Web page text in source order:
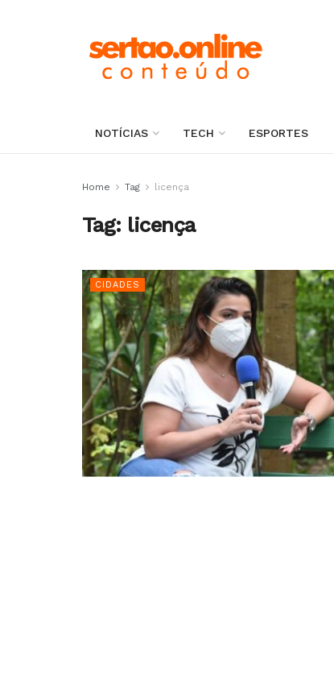
NOTÍCIAS TECH ESPORTES
Home Tag licença
Tag: licença
CIDADES